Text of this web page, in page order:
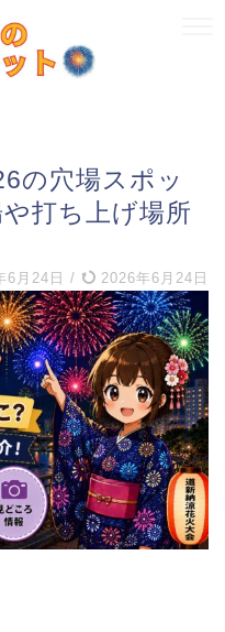
の穴場スポッ
打ち上げ場所
6月24日 / 2026年6月24日